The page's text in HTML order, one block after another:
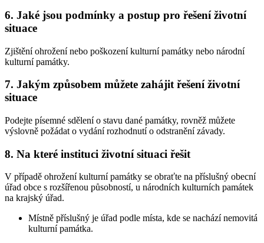
6. Jaké jsou podmínky a postup pro řešení životní
situace
Zjištění ohrožení nebo poškození kulturní památky nebo národní
kulturní památky.
7. Jakým způsobem můžete zahájit řešení životní
situace
Podejte písemné sdělení o stavu dané památky, rovněž můžete
výslovně požádat o vydání rozhodnutí o odstranění závady.
8. Na které instituci životní situaci řešit
V případě ohrožení kulturní památky se obraťte na příslušný obecní
úřad obce s rozšířenou působností, u národních kulturních památek
na krajský úřad.
Místně příslušný je úřad podle místa, kde se nachází nemovitá
kulturní památka.